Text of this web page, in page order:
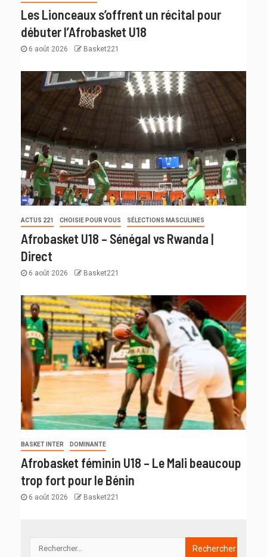
Les Lionceaux s’offrent un récital pour
débuter l’Afrobasket U18
6 août 2026 Basket221
ACTUS 221 CHOISIE POUR VOUS SÉLECTIONS MASCULINES
Afrobasket U18 – Sénégal vs Rwanda |
Direct
6 août 2026 Basket221
BASKET INTER DOMINANTE
Afrobasket féminin U18 – Le Mali beaucoup
trop fort pour le Bénin
6 août 2026 Basket221